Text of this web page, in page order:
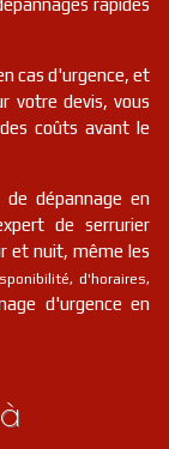
rapides
cas d'urgence, et
votre devis, vous
coûts avant le
dépannage en
de serrurier
et nuit, même les
d'horaires,
d'urgence en